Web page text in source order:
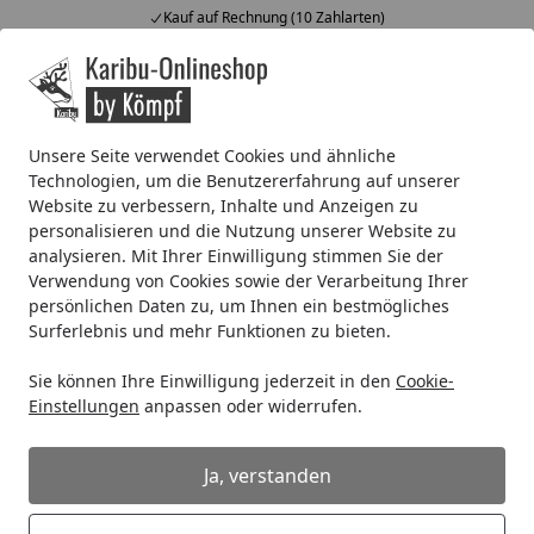
Unsere Seite verwendet Cookies und ähnliche
Technologien, um die Benutzererfahrung auf unserer
Website zu verbessern, Inhalte und Anzeigen zu
personalisieren und die Nutzung unserer Website zu
analysieren. Mit Ihrer Einwilligung stimmen Sie der
Verwendung von Cookies sowie der Verarbeitung Ihrer
persönlichen Daten zu, um Ihnen ein bestmögliches
Surferlebnis und mehr Funktionen zu bieten.
Sie können Ihre Einwilligung jederzeit in den Cookie-
Einstellungen anpassen oder widerrufen.
Ja, verstanden
Kauf auf Rechnung (10 Zahlarten)
Alle Produkte
Mein Konto
Startseite
Versandbenachrichtigung
Ist meine Bestellung schon
versendet?
Nach der Bestellung arbeiten wir mit Hochdruck daran,
Bei Bestellungen, die direkt aus unserem Lager bedient
werden, erhalten Sie zügig eineVersandbestätigung
mit einem Sendungsverfolgungs-Link (Trackinglink).
Auf der Produktseite finden SieAngaben zur Lieferzeit
Grundsätzlich gilt, dass Bestellungen für eingelagerte